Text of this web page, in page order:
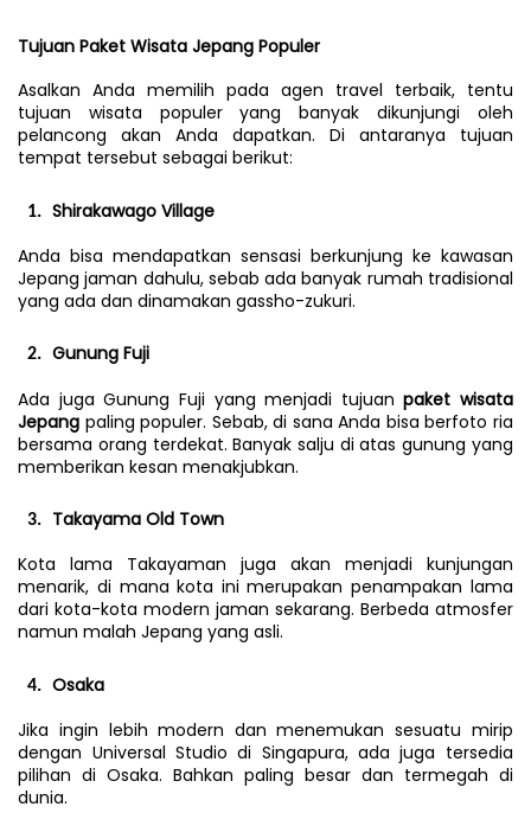
Tujuan Paket Wisata Jepang Populer
Asalkan Anda memilih pada agen travel terbaik, tentu
tujuan wisata populer yang banyak dikunjungi oleh
pelancong akan Anda dapatkan. Di antaranya tujuan
tempat tersebut sebagai berikut:
Shirakawago Village
Anda bisa mendapatkan sensasi berkunjung ke kawasan
Jepang jaman dahulu, sebab ada banyak rumah tradisional
yang ada dan dinamakan gassho-zukuri.
Gunung Fuji
Ada juga Gunung Fuji yang menjadi tujuan paket wisata
Jepang paling populer. Sebab, di sana Anda bisa berfoto ria
bersama orang terdekat. Banyak salju di atas gunung yang
memberikan kesan menakjubkan.
Takayama Old Town
Kota lama Takayaman juga akan menjadi kunjungan
menarik, di mana kota ini merupakan penampakan lama
dari kota-kota modern jaman sekarang. Berbeda atmosfer
namun malah Jepang yang asli.
Osaka
Jika ingin lebih modern dan menemukan sesuatu mirip
dengan Universal Studio di Singapura, ada juga tersedia
pilihan di Osaka. Bahkan paling besar dan termegah di
dunia.